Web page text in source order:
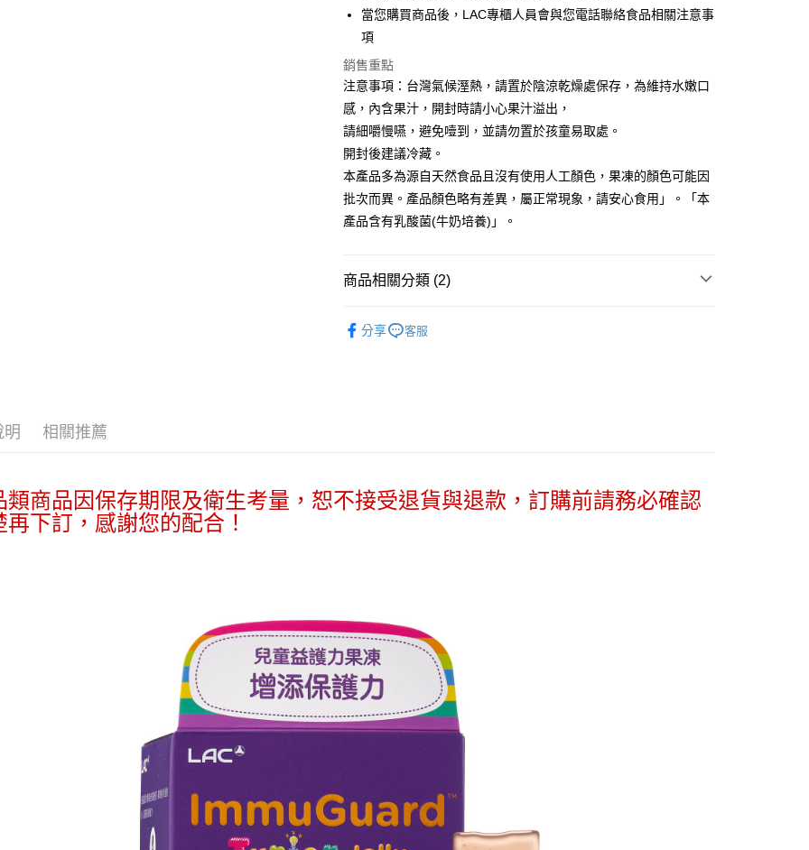
全盈+PAY
相關說明
【大哥付你分期使用說明】
1.本服務由台灣大哥大提供，台灣大哥大用戶可立即使用無須另外申請。
2.付款方式選擇「大哥付你分期」，訂單成立後會自動跳轉到大哥付的交易
流程，驗證手機門號後，選擇欲分期的期數、繳款截止日，確認付款後即
完成交易。
3.實際核准額度、可分期數及費用金額請依後續交易確認頁面所載為準。
消。如遇「轉專審核」未通過狀況，表示未達大哥付你分期系統評分，恕
無法說明評估內容。
2.透過簡訊連結打開帳單後，可選擇「超商條碼／台灣大直營門市／銀行轉
【注意事項】
AFTEE先享後付
相關說明
AFTEE先享後付是「在收到商品之後才付款」的支付方式。 讓您購物簡單
便利好安心！
１．簡單：不需註冊會員、不需綁卡、不需儲值。
２．便利：只要手機號碼，簡訊認證，即可結帳。
３．安心：先確認商品／服務後，再付款。
１．於結帳方式選擇「AFTEE先享後付」後，將跳轉至「AFTEE先享後
付」結帳頁面，進行簡訊認證並確認金額後，即可完成結帳。
３．收到繳費通知簡訊後14天內，點擊此簡訊中的連結，可透過四大超商
／ATM／網路銀行／等多元方式進行付款，方視為交易完成。
交易，需依本服務之必要範圍內提供個人資料，並將交易相關給付款項請
即時審查核予不同之上限額度；若仍有額度不足之情形，本公司將視審查
結果請求用戶進行身份認證。
５．嚴禁一人註冊多個帳號或使用他人資訊註冊。若發現惡意使用之情
形，恩沛科技股份有限公司將有權停止該用戶之使用額度並採取法律行
動。
ATM付款
運送方式
每筆NT$70，滿NT$899(含以上)免運費
每筆NT$70，滿NT$899(含以上)免運費
當您購買商品後，LAC專櫃人員會與您電話聯絡食品相關注意事
項
銷售重點
注意事項：台灣氣候溼熱，請置於陰涼乾燥處保存，為維持水嫩口
感，內含果汁，開封時請小心果汁溢出，
請細嚼慢嚥，避免噎到，並請勿置於孩童易取處。
開封後建議冷藏。
本產品多為源自天然食品且沒有使用人工顏色，果凍的顏色可能因
批次而異。產品顏色略有差異，屬正常現象，請安心食用」。「本
產品含有乳酸菌(牛奶培養)」。
商品相關分類 (2)
分享 客服
明 相關推薦
類商品因保存期限及衛生考量，恕不接受退貨與退款，訂購前請務必確認
再下訂，感謝您的配合！